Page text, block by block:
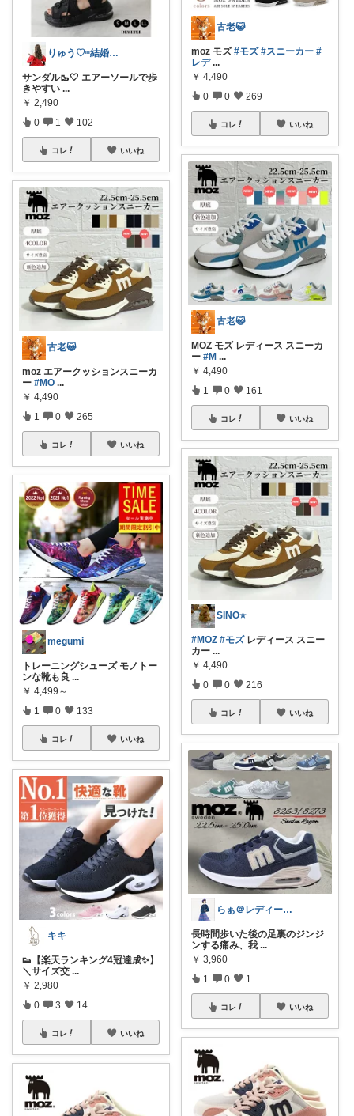
りゅう♡︎ᵎᵎᵎ結婚式･子育て･ヲタ活.
サンダル🥾🤍 エアーソールで歩
きやすい ...
￥ 2,490
0 1 102
コレ いいね
古老😺
moz エアークッションスニーカ
ー #MO ...
￥ 4,490
1 0 265
コレ いいね
megumi
トレーニングシューズ モノトー
ンな靴も良 ...
￥ 4,499～
1 0 133
コレ いいね
キキ
👟【楽天ランキング4冠達成✨】
＼サイズ交 ...
￥ 2,980
0 3 14
コレ いいね
古老😺
moz モズ#モズ #スニーカー #
レデ ...
￥ 4,490
0 0 269
コレ いいね
古老😺
MOZ モズ レディース スニーカ
ー #M ...
￥ 4,490
1 0 161
コレ いいね
SINO⭐️
#MOZ #モズレディース スニー
カー ...
￥ 4,490
0 0 216
コレ いいね
らぁ＠レディースファッション
長時間歩いた後の足裏のジンジ
ンする痛み、我 ...
￥ 3,960
1 0 1
コレ いいね